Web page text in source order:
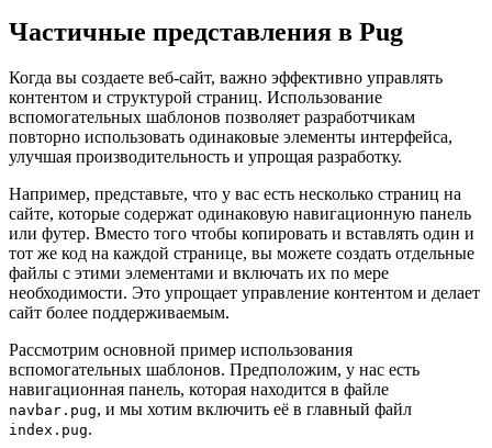
Частичные представления в Pug
Когда вы создаете веб-сайт, важно эффективно управлять
контентом и структурой страниц. Использование
вспомогательных шаблонов позволяет разработчикам
повторно использовать одинаковые элементы интерфейса,
улучшая производительность и упрощая разработку.
Например, представьте, что у вас есть несколько страниц на
сайте, которые содержат одинаковую навигационную панель
или футер. Вместо того чтобы копировать и вставлять один и
тот же код на каждой странице, вы можете создать отдельные
файлы с этими элементами и включать их по мере
необходимости. Это упрощает управление контентом и делает
сайт более поддерживаемым.
Рассмотрим основной пример использования
вспомогательных шаблонов. Предположим, у нас есть
навигационная панель, которая находится в файле
navbar.pug, и мы хотим включить её в главный файл
index.pug.